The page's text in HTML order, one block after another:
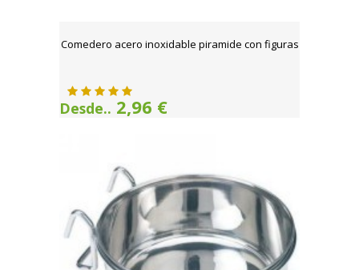
Comedero acero inoxidable piramide con figuras
Desde.. 2,96 €